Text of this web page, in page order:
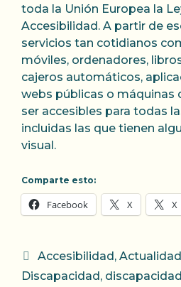
toda la Unión Europea la
Accesibilidad. A partir de
servicios tan cotidianos
móviles, ordenadores,
cajeros automáticos,
webs públicas o máquinas
ser accesibles para todas
incluidas las que tienen
visual.
Comparte esto:
Facebook X X
Categorías
Accesibilidad , Actualidad
Discapacidad ,